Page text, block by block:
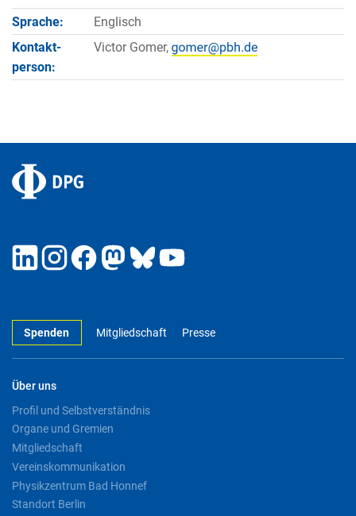
Sprache:
Englisch
Kontakt­
person:
Victor Gomer,
Spenden Mitgliedschaft Presse
Über uns
Profil und Selbstverständnis
Organe und Gremien
Mitgliedschaft
Vereinskommunikation
Physikzentrum Bad Honnef
Standort Berlin